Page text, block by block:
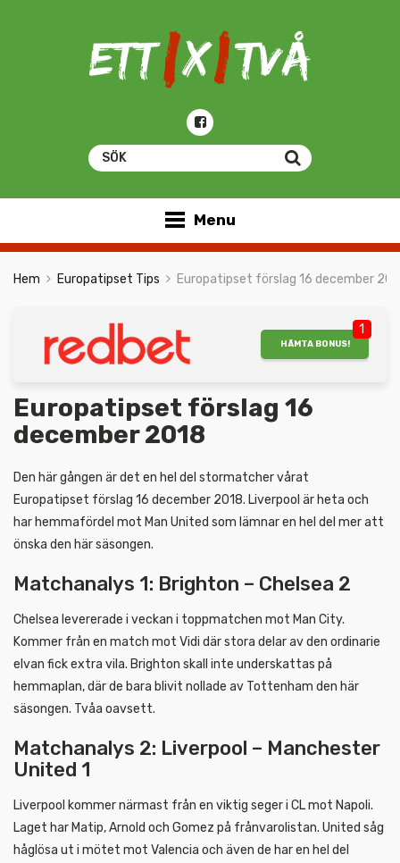
Menu
Hem Europatipset Tips Europatipset förslag 16 december
1
HÄMTA BONUS!
Europatipset förslag 16
december 2018
Den här gången är det en hel del stormatcher vårat
Europatipset förslag 16 december 2018. Liverpool är heta och
har hemmafördel mot Man United som lämnar en hel del mer att
önska den här säsongen.
Matchanalys 1: Brighton – Chelsea 2
Chelsea levererade i veckan i toppmatchen mot Man City.
Kommer från en match mot Vidi där stora delar av den ordinarie
elvan fick extra vila. Brighton skall inte underskattas på
hemmaplan, där de bara blivit nollade av Tottenham den här
säsongen. Tvåa oavsett.
Matchanalys 2: Liverpool – Manchester
United 1
Liverpool kommer närmast från en viktig seger i CL mot Napoli.
Laget har Matip, Arnold och Gomez på frånvarolistan. United såg
håglösa ut i mötet mot Valencia och även de har en hel del